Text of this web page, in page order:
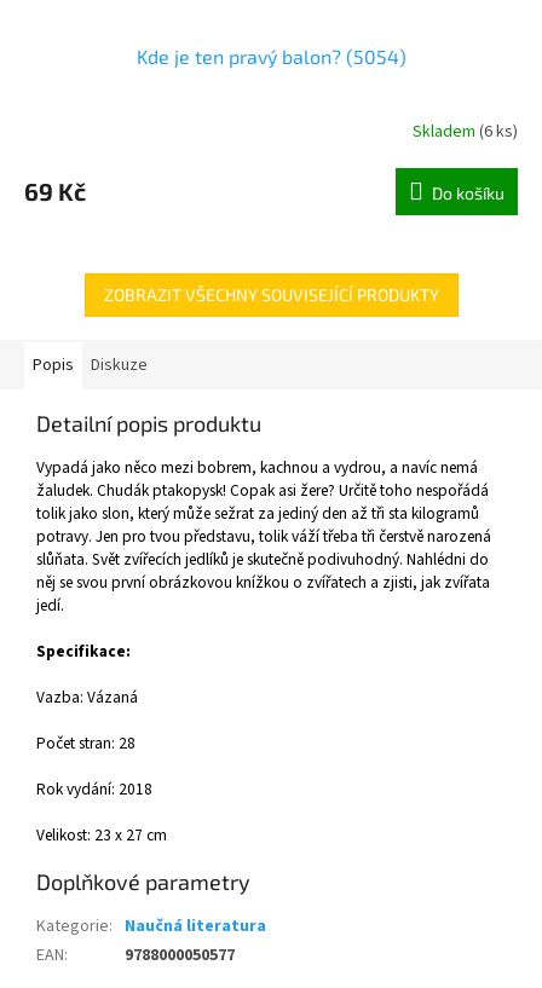
Kde je ten pravý balon? (5054)
Skladem (6 ks)
69 Kč Do košíku
ZOBRAZIT VŠECHNY SOUVISEJÍCÍ PRODUKTY
Popis Diskuze
Detailní popis produktu
Vypadá jako něco mezi bobrem, kachnou a vydrou, a navíc nemá
žaludek. Chudák ptakopysk! Copak asi žere? Určitě toho nespořádá
tolik jako slon, který může sežrat za jediný den až tři sta kilogramů
potravy. Jen pro tvou představu, tolik váží třeba tři čerstvě narozená
slůňata. Svět zvířecích jedlíků je skutečně podivuhodný. Nahlédni do
něj se svou první obrázkovou knížkou o zvířatech a zjisti, jak zvířata
jedí.
Specifikace:
Vazba: Vázaná
Počet stran: 28
Rok vydání: 2018
Velikost: 23 x 27 cm
Doplňkové parametry
Kategorie: Naučná literatura
EAN: 9788000050577